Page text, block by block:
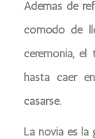
Además de
cómodo de
ceremonia,
hasta caer
casarse.
La novia es la